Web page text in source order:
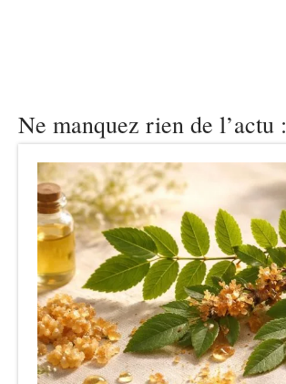
Ne manquez rien de l’actu :